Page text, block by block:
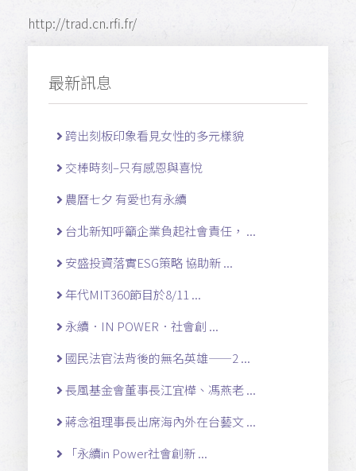
http://trad.cn.rfi.fr/
最新訊息
跨出刻板印象看見女性的多元樣貌
交棒時刻–只有感恩與喜悅
農曆七夕 有愛也有永續
台北新知呼籲企業負起社會責任， ...
安盛投資落實ESG策略 協助新 ...
年代MIT360節目於8/11 ...
永續．IN POWER．社會創 ...
國民法官法背後的無名英雄——2 ...
長風基金會董事長江宜樺、馮燕老 ...
蔣念祖理事長出席海內外在台藝文 ...
「永續in Power社會創新 ...